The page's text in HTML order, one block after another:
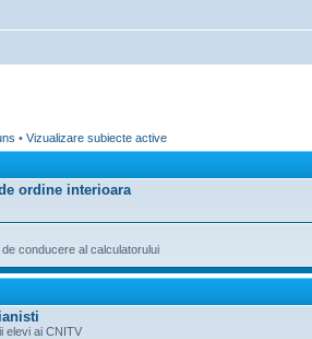
• Vizualizare subiecte active
ordine interioara
conducere al calculatorului
elevi ai CNITV